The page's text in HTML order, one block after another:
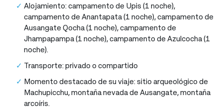
Alojamiento: campamento de Upis (1 noche),
campamento de Anantapata (1 noche), campamento de
Ausangate Qocha (1 noche), campamento de
Jhampapampa (1 noche), campamento de Azulcocha (1
noche).
Transporte: privado o compartido
Momento destacado de su viaje: sitio arqueológico de
Machupicchu, montaña nevada de Ausangate, montaña
arcoíris.